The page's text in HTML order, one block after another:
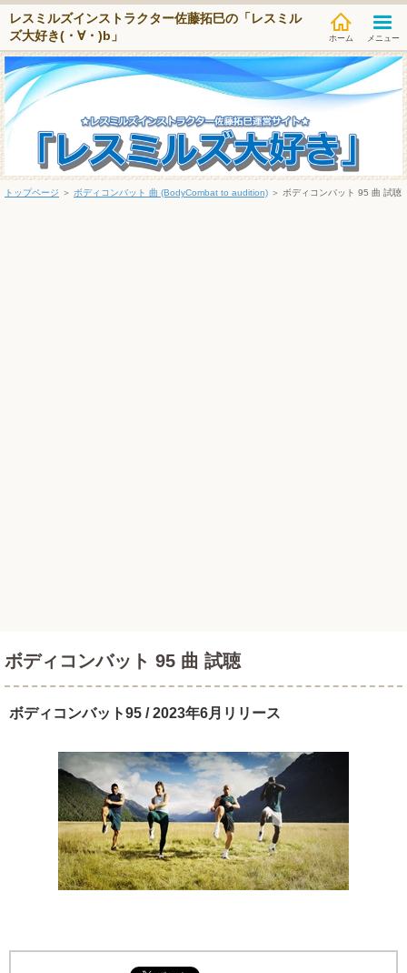
レスミルズインストラクター佐藤拓巳の「レスミル
ズ大好き(・∀・)b」
メニュー
トップページ ＞ ボディコンバット 曲 (BodyCombat to audition) ＞ ボディコンバット 95 曲 試聴
ボディコンバット 95 曲 試聴
ボディコンバット95 / 2023年6月リリース